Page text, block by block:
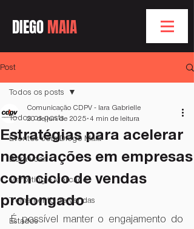
DIEGOMAIA
Post
Todos os posts
Eventos com Diego Maia
Bóra Voar
Marketing e Mercado
Treinamento de Vendas
Estados
Todos os posts
Estratégias para acelerar
negociações em empresas
com ciclo de vendas
prolongado
Comunicação CDPV - Iara Gabrielle
20 de jun. de 2025 4 min de leitura
É possível manter o engajamento do